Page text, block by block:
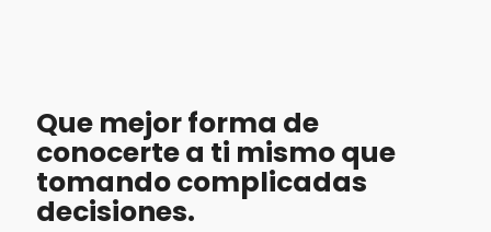
Que mejor forma de
conocerte a ti mismo que
tomando complicadas
decisiones.